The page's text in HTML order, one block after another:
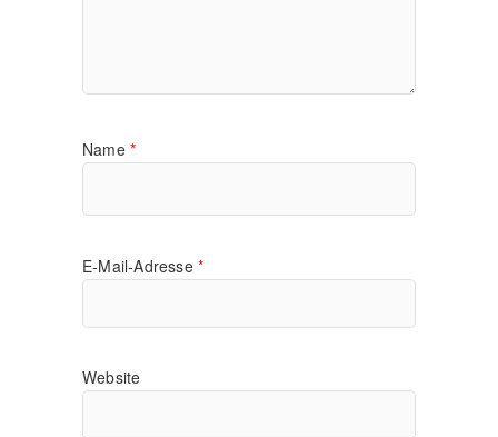
Name *
E-Mail-Adresse *
Website